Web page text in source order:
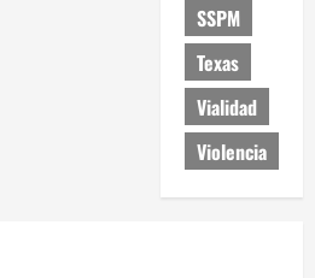
SSPM
Texas
Vialidad
Violencia